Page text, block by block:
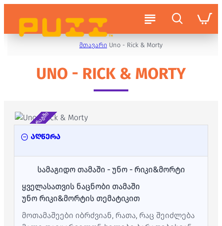
მთავარი Uno - Rick & Morty
UNO - RICK & MORTY
არ არის მარაგში
აღწერა
სამაგიდო თამაში - უნო - რიკი&მორტი
ყველასათვის ნაცნობი თამაში
უნო რიკი&მორტის თემატიკით
მოთამაშეები იბრძვიან, რათა, რაც შეიძლება